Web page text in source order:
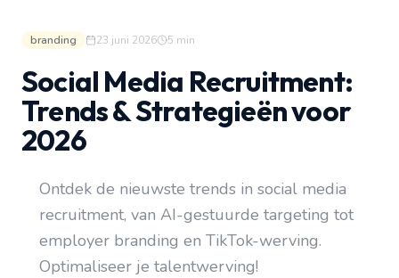
branding 23 juni 2026 5 min
Social Media Recruitment:
Trends & Strategieën voor
2026
Ontdek de nieuwste trends in social media
recruitment, van AI-gestuurde targeting tot
employer branding en TikTok-werving.
Optimaliseer je talentwerving!